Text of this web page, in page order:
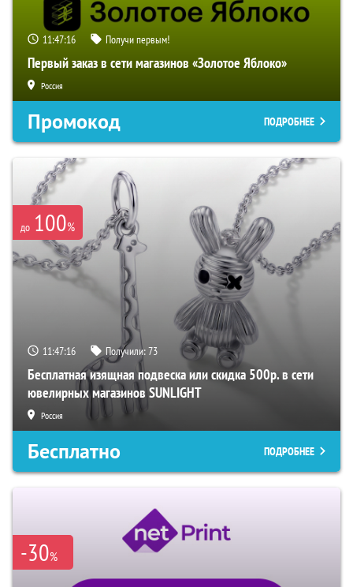
11:47:15 Получи первым!
Первый заказ в сети магазинов «Золотое Яблоко»
Россия
Промокод ПОДРОБНЕЕ
до 100%
11:47:15 Получили:73
Бесплатная изящная подвеска или скидка 500р. в сети
ювелирных магазинов SUNLIGHT
Россия
Бесплатно ПОДРОБНЕЕ
-30%